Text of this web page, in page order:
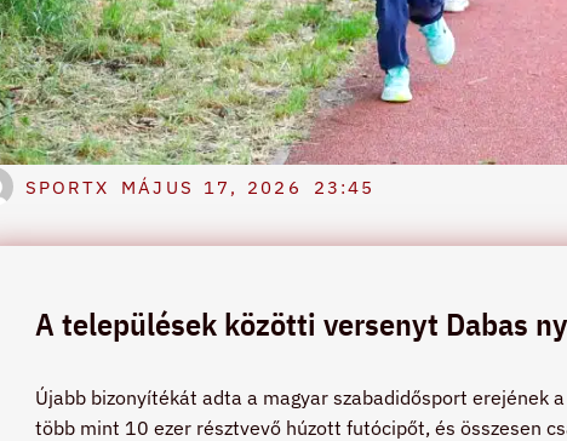
SPORTX MÁJUS 17, 2026 23:45
A települések közötti versenyt Dabas
Újabb bizonyítékát adta a magyar szabadidősport erejének
több mint 10 ezer résztvevő húzott futócipőt, és összesen